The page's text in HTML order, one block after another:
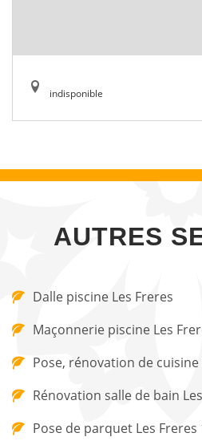
indisponible
AUTRES
Dalle piscine Les Freres
Maçonnerie piscine Les
Pose, rénovation de cuisine
Rénovation salle de bain
Pose de parquet Les Freres